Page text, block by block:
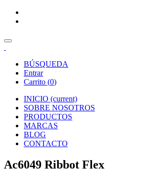
BÚSQUEDA
Entrar
Carrito (0)
INICIO (current)
SOBRE NOSOTROS
PRODUCTOS
MARCAS
BLOG
CONTACTO
Ac6049 Ribbot Flex